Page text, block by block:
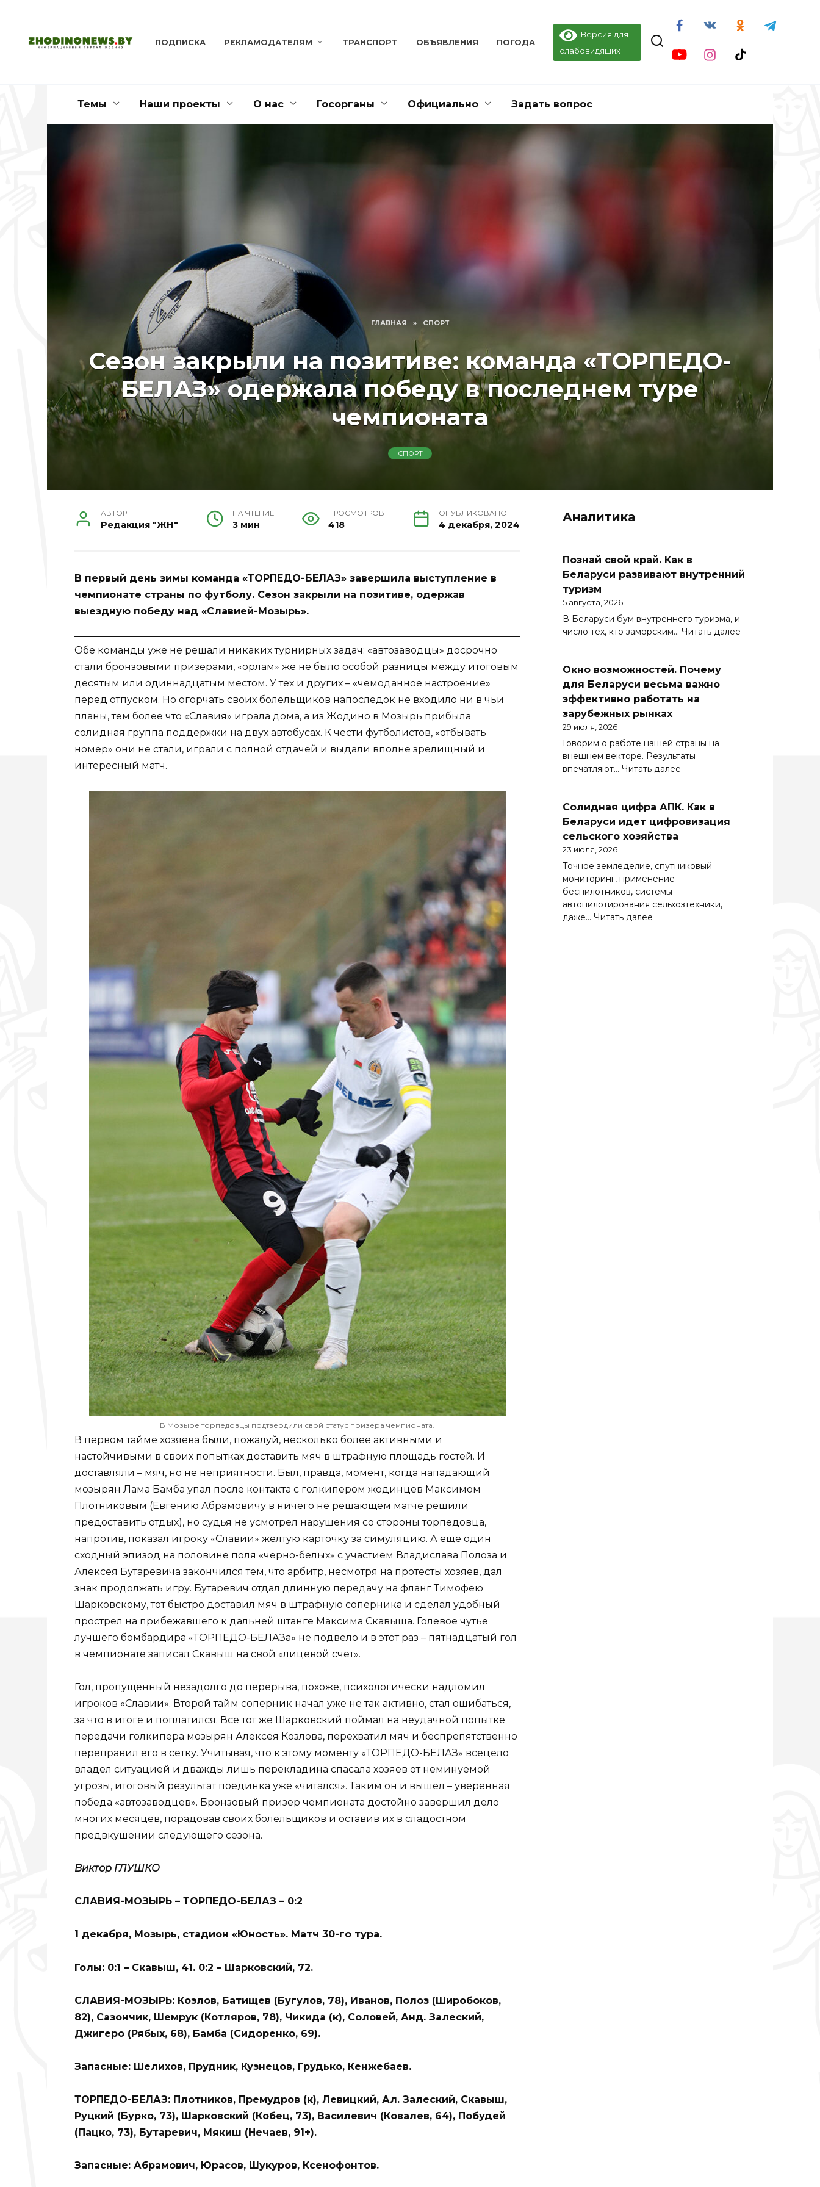
содержанию
ПОДПИСКА РЕКЛАМОДАТЕЛЯМ ТРАНСПОРТ ОБЪЯВЛЕНИЯ ПОГОДА
Версия для
слабовидящих
Темы Наши проекты О нас Госорганы Официально Задать вопрос
ГЛАВНАЯ » СПОРТ
Сезон закрыли на позитиве: команда «ТОРПЕДО-
БЕЛАЗ» одержала победу в последнем туре
чемпионата
СПОРТ
АВТОР
Редакция "ЖН"
НА ЧТЕНИЕ
3 мин
ПРОСМОТРОВ
418
ОПУБЛИКОВАНО
4 декабря, 2024
В первый день зимы команда «ТОРПЕДО-БЕЛАЗ» завершила выступление в
чемпионате страны по футболу. Сезон закрыли на позитиве, одержав
выездную победу над «Славией-Мозырь».
Обе команды уже не решали никаких турнирных задач: «автозаводцы» досрочно
стали бронзовыми призерами, «орлам» же не было особой разницы между итоговым
десятым или одиннадцатым местом. У тех и других – «чемоданное настроение»
перед отпуском. Но огорчать своих болельщиков напоследок не входило ни в чьи
планы, тем более что «Славия» играла дома, а из Жодино в Мозырь прибыла
солидная группа поддержки на двух автобусах. К чести футболистов, «отбывать
номер» они не стали, играли с полной отдачей и выдали вполне зрелищный и
интересный матч.
В Мозыре торпедовцы подтвердили свой статус призера чемпионата.
В первом тайме хозяева были, пожалуй, несколько более активными и
настойчивыми в своих попытках доставить мяч в штрафную площадь гостей. И
доставляли – мяч, но не неприятности. Был, правда, момент, когда нападающий
мозырян Лама Бамба упал после контакта с голкипером жодинцев Максимом
Плотниковым (Евгению Абрамовичу в ничего не решающем матче решили
предоставить отдых), но судья не усмотрел нарушения со стороны торпедовца,
напротив, показал игроку «Славии» желтую карточку за симуляцию. А еще один
сходный эпизод на половине поля «черно-белых» с участием Владислава Полоза и
Алексея Бутаревича закончился тем, что арбитр, несмотря на протесты хозяев, дал
знак продолжать игру. Бутаревич отдал длинную передачу на фланг Тимофею
Шарковскому, тот быстро доставил мяч в штрафную соперника и сделал удобный
прострел на прибежавшего к дальней штанге Максима Скавыша. Голевое чутье
лучшего бомбардира «ТОРПЕДО-БЕЛАЗа» не подвело и в этот раз – пятнадцатый гол
в чемпионате записал Скавыш на свой «лицевой счет».
Гол, пропущенный незадолго до перерыва, похоже, психологически надломил
игроков «Славии». Второй тайм соперник начал уже не так активно, стал ошибаться,
за что в итоге и поплатился. Все тот же Шарковский поймал на неудачной попытке
передачи голкипера мозырян Алексея Козлова, перехватил мяч и беспрепятственно
переправил его в сетку. Учитывая, что к этому моменту «ТОРПЕДО-БЕЛАЗ» всецело
владел ситуацией и дважды лишь перекладина спасала хозяев от неминуемой
угрозы, итоговый результат поединка уже «читался». Таким он и вышел – уверенная
победа «автозаводцев». Бронзовый призер чемпионата достойно завершил дело
многих месяцев, порадовав своих болельщиков и оставив их в сладостном
предвкушении следующего сезона.
Виктор ГЛУШКО
СЛАВИЯ-МОЗЫРЬ – ТОРПЕДО-БЕЛАЗ – 0:2
1 декабря, Мозырь, стадион «Юность». Матч 30-го тура.
Голы: 0:1 – Скавыш, 41. 0:2 – Шарковский, 72.
СЛАВИЯ-МОЗЫРЬ: Козлов, Батищев (Бугулов, 78), Иванов, Полоз (Широбоков,
82), Сазончик, Шемрук (Котляров, 78), Чикида (к), Соловей, Анд. Залеский,
Джигеро (Рябых, 68), Бамба (Сидоренко, 69).
Запасные: Шелихов, Прудник, Кузнецов, Грудько, Кенжебаев.
ТОРПЕДО-БЕЛАЗ: Плотников, Премудров (к), Левицкий, Ал. Залеский, Скавыш,
Руцкий (Бурко, 73), Шарковский (Кобец, 73), Василевич (Ковалев, 64), Побудей
(Пацко, 73), Бутаревич, Мякиш (Нечаев, 91+).
Запасные: Абрамович, Юрасов, Шукуров, Ксенофонтов.
Аналитика
Познай свой край. Как в
Беларуси развивают внутренний
туризм
5 августа, 2026
В Беларуси бум внутреннего туризма, и
число тех, кто заморским… Читать далее
Окно возможностей. Почему
для Беларуси весьма важно
эффективно работать на
зарубежных рынках
29 июля, 2026
Говорим о работе нашей страны на
внешнем векторе. Результаты
впечатляют… Читать далее
Почему
для
эффективно
зарубежных
Солидная цифра АПК. Как в
Беларуси идет цифровизация
сельского хозяйства
23 июля, 2026
Точное земледелие, спутниковый
мониторинг, применение
беспилотников, системы
автопилотирования сельхозтехники,
даже… Читать далее